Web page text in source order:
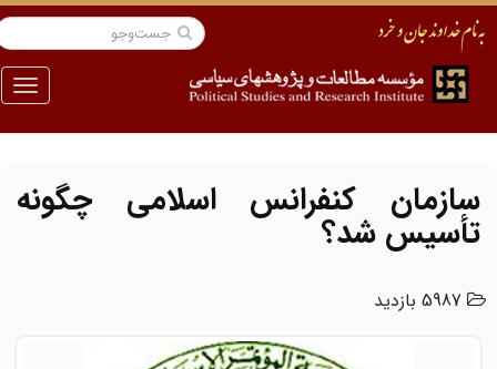
منو
سازمان کنفرانس اسلامی چگونه
تأسیس شد؟
5987 بازدید